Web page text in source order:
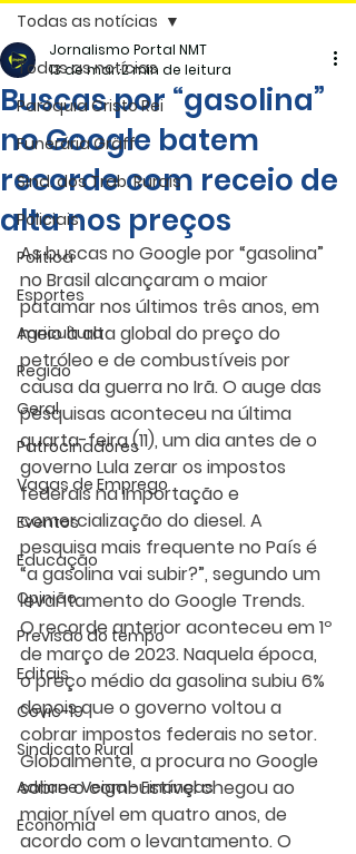
Todas as notícias
Paróquia Cristo Rei
Funerária Gräff
Sind. dos Trab. Rurais
Policiais
Politica
Esportes
Agricultura
Região
Geral
Patrocinadores
Vagas de Emprego
Eventos
Educação
Opinião
Previsão do tempo
Editais
Covic-19
Sindicato Rural
Adriane Veiga - Finanças
Economia
Todas as notícias
Buscas por “gasolina”
no Google batem
recorde com receio de
alta nos preços
Jornalismo Portal NMT
13 de mar.2 min de leitura
As buscas no Google por “gasolina”
no Brasil alcançaram o maior
patamar nos últimos três anos, em
meio à alta global do preço do
petróleo e de combustíveis por
causa da guerra no Irã. O auge das
pesquisas aconteceu na última
quarta-feira (11), um dia antes de o
governo Lula zerar os impostos
federais na importação e
comercialização do diesel. A
pesquisa mais frequente no País é
“a gasolina vai subir?”, segundo um
levantamento do Google Trends.
O recorde anterior aconteceu em 1º
de março de 2023. Naquela época,
o preço médio da gasolina subiu 6%
depois que o governo voltou a
cobrar impostos federais no setor.
Globalmente, a procura no Google
sobre o combustível chegou ao
maior nível em quatro anos, de
acordo com o levantamento. O